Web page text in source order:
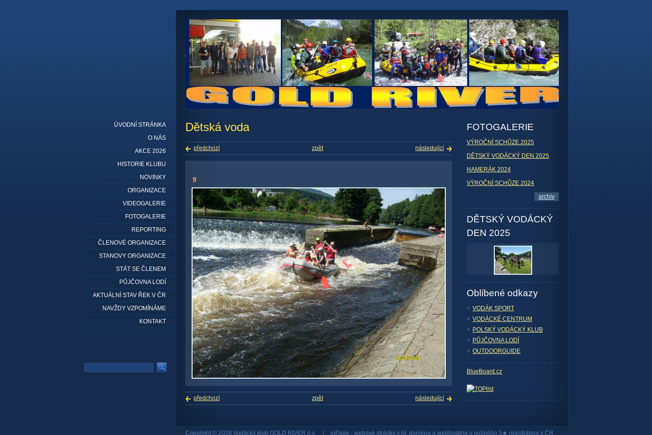
Dětská voda
předchozí následující
zpět
9
předchozí následující
zpět
FOTOGALERIE
VÝROČNÍ SCHŮZE 2025
DĚTSKÝ VODÁCKÝ DEN 2025
HAMERÁK 2024
VÝROČNÍ SCHŮZE 2024
archív
DĚTSKÝ VODÁCKÝ
DEN 2025
Oblíbené odkazy
VODÁK SPORT
VODÁCKÉ CENTRUM
POLSKÝ VODÁCKÝ KLUB
PŮJČOVNA LODÍ
OUTDOORGUIDE
BlueBoard.cz
ÚVODNÍ STRÁNKA
O NÁS
AKCE 2026
HISTORIE KLUBU
NOVINKY
ORGANIZACE
VIDEOGALERIE
FOTOGALERIE
REPORTING
ČLENOVÉ ORGANIZACE
STANOVY ORGANIZACE
STÁT SE ČLENEM
PŮJČOVNA LODÍ
AKTUÁLNÍ STAV ŘEK V ČR
NAVŽDY VZPOMÍNÁME
KONTAKT
Copyright © 2026 Vodácký klub GOLD RIVER o.s. | inPage - webové stránky s AI, doména a webhosting u jediného 5★ registrátora v ČR